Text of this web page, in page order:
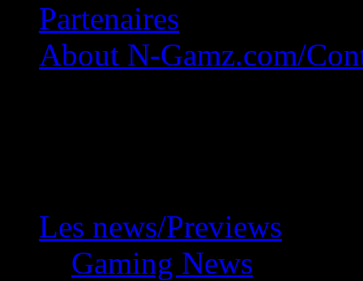
Partenaires
About N-Gamz.com/
Les news/Previews
Gaming News